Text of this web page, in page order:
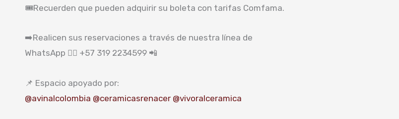
🎟️Recuerden que pueden adquirir su boleta con tarifas Comfama.
➡️Realicen sus reservaciones a través de nuestra línea de
WhatsApp 👉🏼 +57 319 2234599 📲
📌 Espacio apoyado por:
@avinalcolombia @ceramicasrenacer @vivoralceramica